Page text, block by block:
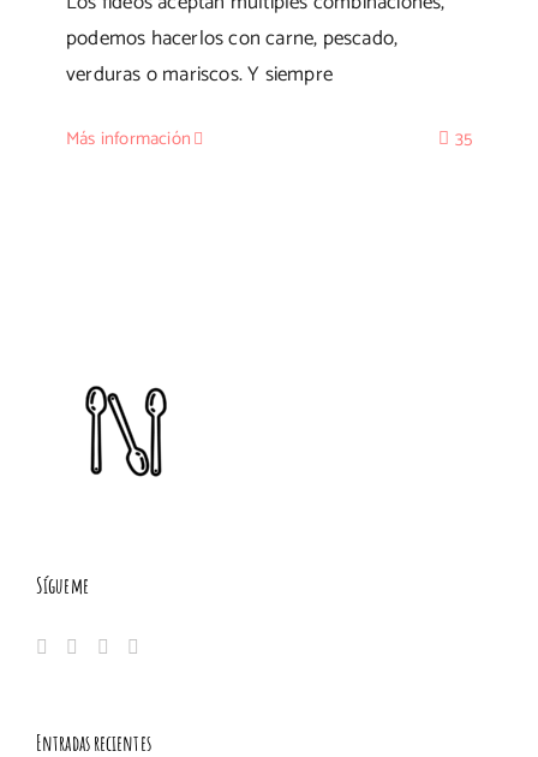
podemos hacerlos con carne, pescado,
verduras o mariscos. Y siempre
Más información 35
Sígueme
Entradas recientes